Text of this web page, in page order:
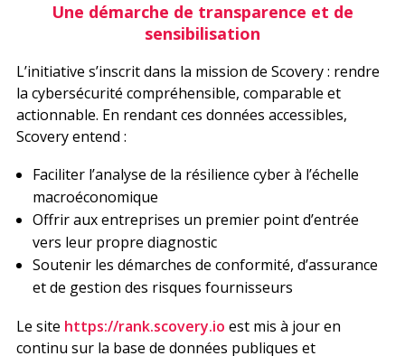
Une démarche de transparence et de
sensibilisation
L’initiative s’inscrit dans la mission de Scovery : rendre
la cybersécurité compréhensible, comparable et
actionnable. En rendant ces données accessibles,
Scovery entend :
Faciliter l’analyse de la résilience cyber à l’échelle
macroéconomique
Offrir aux entreprises un premier point d’entrée
vers leur propre diagnostic
Soutenir les démarches de conformité, d’assurance
et de gestion des risques fournisseurs
Le site https://rank.scovery.io est mis à jour en
continu sur la base de données publiques et